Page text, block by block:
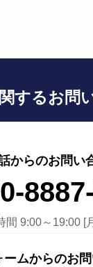
するお問
からのお問い
間 9:00～19:00 [
ームからのお